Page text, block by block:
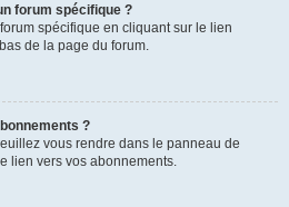
forum spécifique ?
spécifique en cliquant sur le lien
de la page du forum.
?
vous rendre dans le panneau de
lien vers vos abonnements.